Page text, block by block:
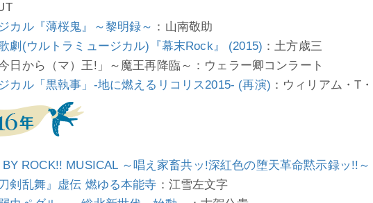
カル『薄桜鬼』～黎明録～ ：山南敬助
劇(ウルトラミュージカル)『幕末Rock』 (2015) ：土方歳三
日から（マ）王!」～魔王再降臨～：ウェラー卿コンラート
カル「黒執事」-地に燃えるリコリス2015- (再演) ：ウィリアム・T
BY ROCK!! MUSICAL ～唱え家畜共ッ!深紅色の堕天革命黙示録ッ!!～
剣乱舞』虚伝 燃ゆる本能寺 ：江雪左文字